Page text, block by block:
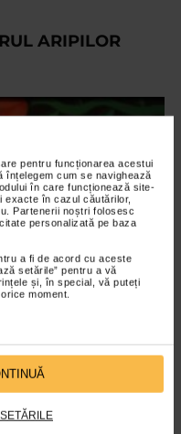
pentru funcționarea acestui
înțelegem cum se navighează
în care funcționează site-
exacte în cazul căutărilor,
Partenerii noștri folosesc
personalizată pe baza
a fi de acord cu aceste
setările” pentru a vă
și, în special, vă puteți
moment.
ARIPILOR